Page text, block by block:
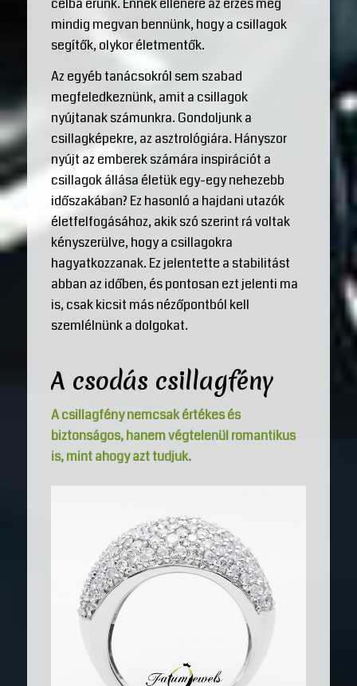
mindig megvan bennünk, hogy a csillagok
segítők, olykor életmentők.
Az egyéb tanácsokról sem szabad
megfeledkeznünk, amit a csillagok
nyújtanak számunkra. Gondoljunk a
csillagképekre, az asztrológiára. Hányszor
nyújt az emberek számára inspirációt a
csillagok állása életük egy-egy nehezebb
időszakában? Ez hasonló a hajdani utazók
életfelfogásához, akik szó szerint rá voltak
kényszerülve, hogy a csillagokra
hagyatkozzanak. Ez jelentette a stabilitást
abban az időben, és pontosan ezt jelenti ma
is, csak kicsit más nézőpontból kell
szemlélnünk a dolgokat.
A csodás csillagfény
A csillagfény nemcsak értékes és
biztonságos, hanem végtelenül romantikus
is, mint ahogy azt tudjuk.